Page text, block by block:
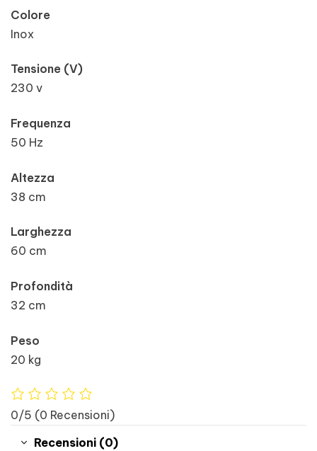
Colore
Inox
Tensione (V)
230 v
Frequenza
50 Hz
Altezza
38 cm
Larghezza
60 cm
Profondità
32 cm
Peso
20 kg
0/5 (0 Recensioni)
Recensioni (0)